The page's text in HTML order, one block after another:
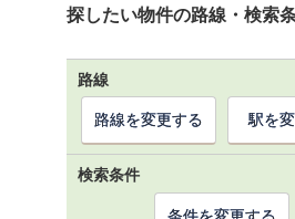
探したい物件の路線・検索
路線
路線を変更する 駅を
検索条件